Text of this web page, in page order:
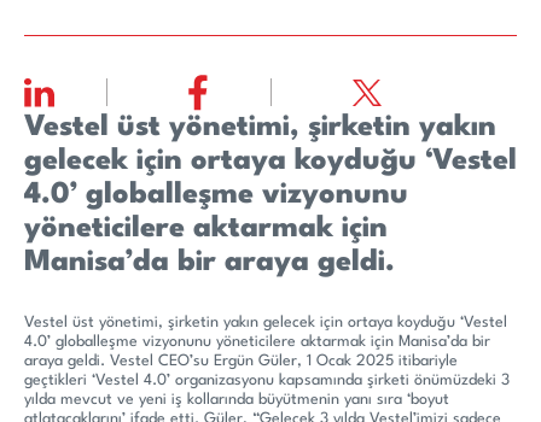
Vestel üst yönetimi, şirketin yakın
gelecek için ortaya koyduğu ‘Vestel
4.0’ globalleşme vizyonunu
yöneticilere aktarmak için
Manisa’da bir araya geldi.
Vestel üst yönetimi, şirketin yakın gelecek için ortaya koyduğu ‘Vestel
4.0’ globalleşme vizyonunu yöneticilere aktarmak için Manisa’da bir
araya geldi. Vestel CEO’su Ergün Güler, 1 Ocak 2025 itibariyle
geçtikleri ‘Vestel 4.0’ organizasyonu kapsamında şirketi önümüzdeki 3
yılda mevcut ve yeni iş kollarında büyütmenin yanı sıra ‘boyut
atlatacaklarını’ ifade etti. Güler, “Gelecek 3 yılda Vestel’imizi sadece